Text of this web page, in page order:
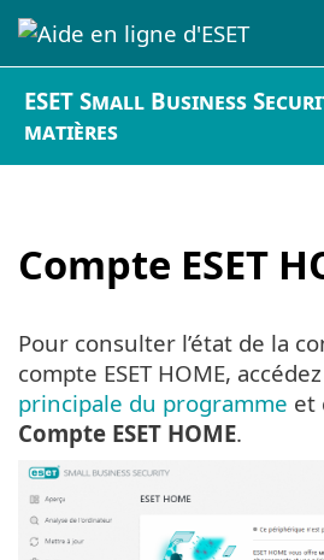
ESET Small Business
matières
Compte ESET
Pour consulter l’état de la
compte ESET HOME,
principale du programme et
Compte ESET HOME.